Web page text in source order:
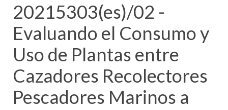
20215303(es)/02 -
Evaluando el Consumo y
Uso de Plantas entre
Cazadores Recolectores
Pescadores Marinos a